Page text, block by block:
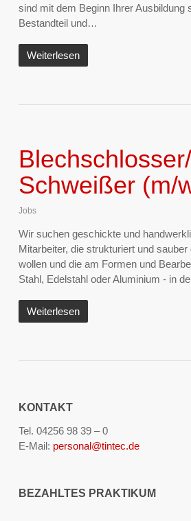
sind mit dem Beginn Ihrer Ausbildung
Bestandteil und…
Weiterlesen
Schweißer (m/
Jobs
Wir suchen geschickte und
Mitarbeiter, die strukturiert und sauber
wollen und die am Formen und
Stahl, Edelstahl oder Aluminium - in
Weiterlesen
KONTAKT
Tel. 04256 98 39 – 0
E-Mail: personal@tintec.de
BEZAHLTES PRAKTIKUM